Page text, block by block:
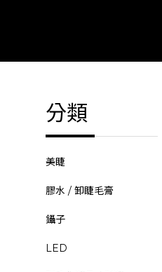
分類
美睫
膠水 / 卸睫毛膏
鑷子
LED